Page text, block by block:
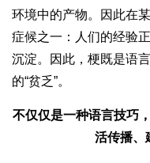
环境中的产物。因此在
症候之一：人们的经验
沉淀。因此，梗既是语
的“贫乏”。
不仅仅是一种语言技巧
活传播、